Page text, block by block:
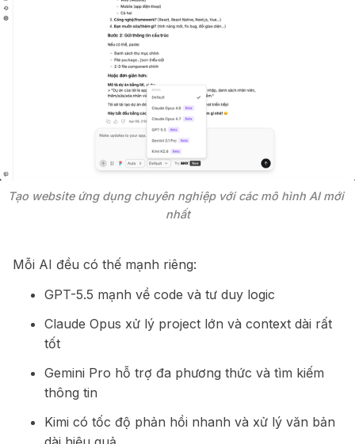
Tạo website ứng dụng chuyên nghiệp với các mô hình AI mới
nhất
Mỗi AI đều có thế mạnh riêng:
GPT-5.5 mạnh về code và tư duy logic
Claude Opus xử lý project lớn và context dài rất
tốt
Gemini Pro hỗ trợ đa phương thức và tìm kiếm
thông tin
Kimi có tốc độ phản hồi nhanh và xử lý văn bản